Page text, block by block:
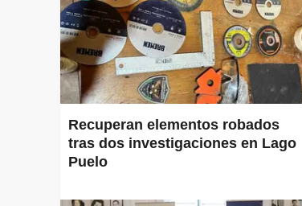
Recuperan elementos robados
tras dos investigaciones en Lago
Puelo